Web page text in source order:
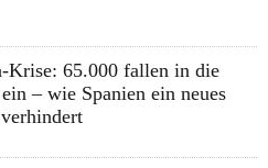
Krise: 65.000 fallen in die
– wie Spanien ein neues